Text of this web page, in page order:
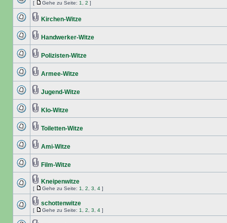
[ Gehe zu Seite: 1 2 ]
Kirchen-Witze
Handwerker-Witze
Polizisten-Witze
Armee-Witze
Jugend-Witze
Klo-Witze
Toiletten-Witze
Ami-Witze
Film-Witze
Kneipenwitze
[ Gehe zu Seite: 1 2 3 4 ]
schottenwitze
[ Gehe zu Seite: 1 2 3 4 ]